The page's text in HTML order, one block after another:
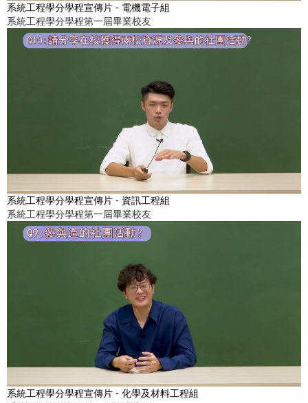
系統工程學分學程宣傳片 - 電機電子組
系統工程學分學程第一屆畢業校友
系統工程學分學程宣傳片 - 資訊工程組
系統工程學分學程第一屆畢業校友
系統工程學分學程宣傳片 - 化學及材料工程組